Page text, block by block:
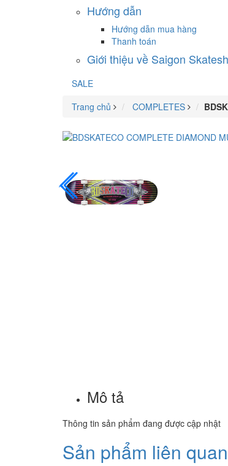
Hướng dẫn
Hướng dẫn mua hàng
Thanh toán
Giới thiệu về Saigon
SALE
Trang chủ
COMPLETES
Mô tả
Thông tin sản phẩm đang được cập nhật
Sản phẩm liên quan